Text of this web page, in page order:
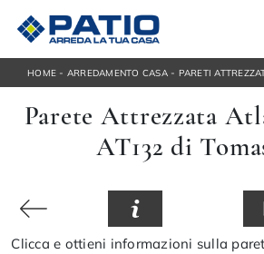
HOME - ARREDAMENTO CASA- PARETI
Parete Attrezzata
AT132 di
Clicca e ottieni informazioni sulla